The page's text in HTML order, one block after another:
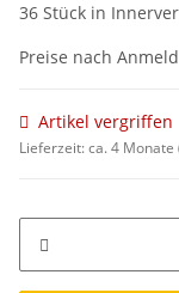
36 Stück in
Preise nach
Artikel vergriffen
Lieferzeit:ca. 4 Monate